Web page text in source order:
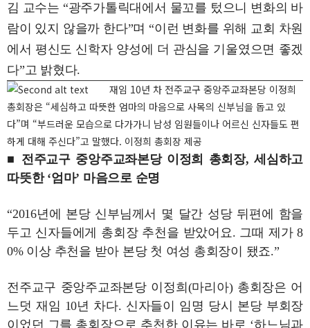
김 교수는 “광주가톨릭대에서 물꼬를 텄으니 변화의 바
람이 있지 않을까 한다”며 “이런 변화를 위해 교회 차원
에서 평신도 신학자 양성에 더 관심을 기울였으면 좋겠
다”고 밝혔다.
재임 10년 차 전주교구 중앙주교좌본당 이정희
총회장은 “세심하고 따뜻한 엄마의 마음으로 사목의 신부님을 돕고 있
다”며 “부드러운 모습으로 다가가니 남성 임원들이나 어르신 신자들도 편
하게 대해 주신다”고 말했다. 이정희 총회장 제공
■ 전주교구 중앙주교좌본당 이정희 총회장, 세심하고
따뜻한 ‘엄마’ 마음으로 순명
“2016년에 본당 신부님께서 몇 달간 성당 뒤편에 함을
두고 신자들에게 총회장 추천을 받았어요. 그때 제가 8
0% 이상 추천을 받아 본당 첫 여성 총회장이 됐죠.”
전주교구 중앙주교좌본당 이정희(마리아) 총회장은 어
느덧 재임 10년 차다. 신자들이 임명 당시 본당 부회장
이었던 그를 총회장으로 추천한 이유는 바로 ‘하느님과